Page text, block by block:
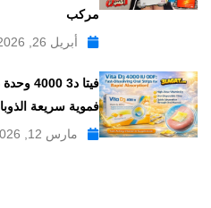
مركب
أبريل 26, 2026
فموية سريعة
مارس 12, 2026